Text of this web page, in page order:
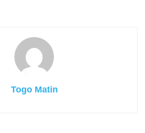
Togo Matin